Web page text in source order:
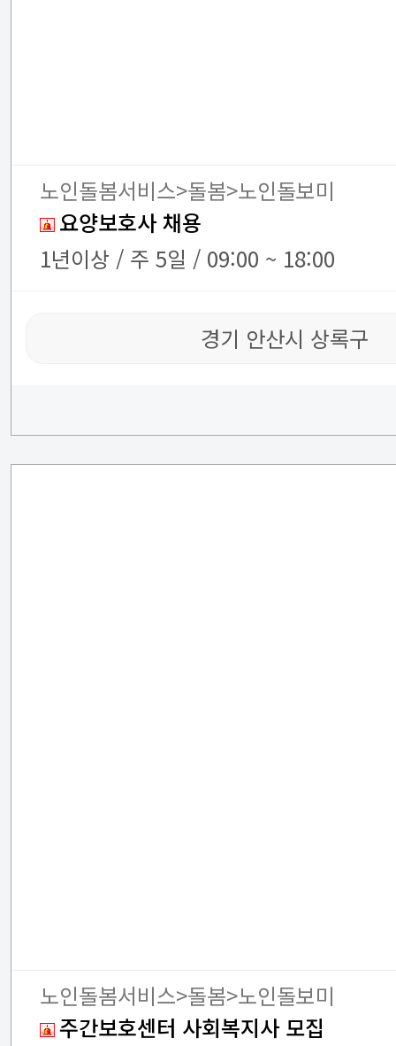
노인돌봄서비스>돌봄>노인돌보미
요양보호사 채용
1년이상 / 주 5일 / 09:00 ~ 18:00
경기 안산시 상록구
노인돌봄서비스>돌봄>노인돌보미
주간보호센터 사회복지사 모집